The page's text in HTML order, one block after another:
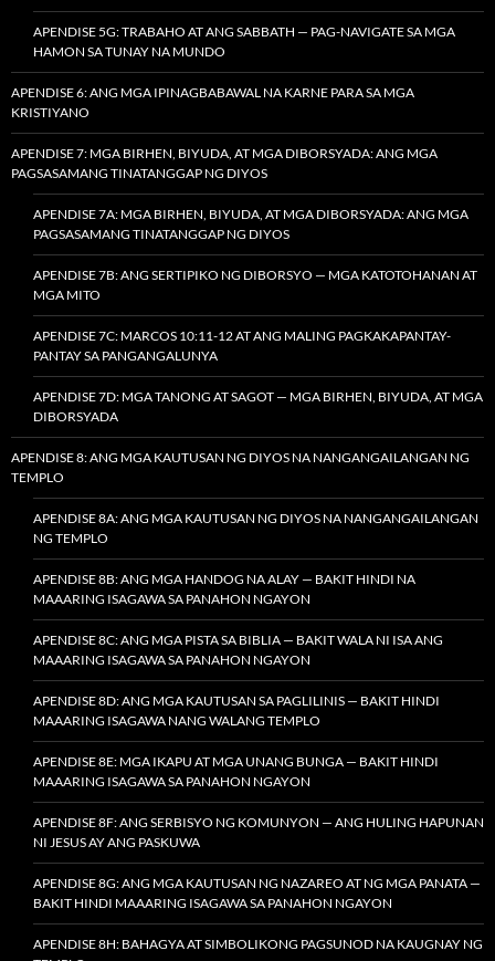
APENDISE 5G: TRABAHO AT ANG SABBATH — PAG-NAVIGATE SA MGA
HAMON SA TUNAY NA MUNDO
APENDISE 6: ANG MGA IPINAGBABAWAL NA KARNE PARA SA MGA
KRISTIYANO
APENDISE 7: MGA BIRHEN, BIYUDA, AT MGA DIBORSYADA: ANG MGA
PAGSASAMANG TINATANGGAP NG DIYOS
APENDISE 7A: MGA BIRHEN, BIYUDA, AT MGA DIBORSYADA: ANG MGA
PAGSASAMANG TINATANGGAP NG DIYOS
APENDISE 7B: ANG SERTIPIKO NG DIBORSYO — MGA KATOTOHANAN AT
MGA MITO
APENDISE 7C: MARCOS 10:11-12 AT ANG MALING PAGKAKAPANTAY-
PANTAY SA PANGANGALUNYA
APENDISE 7D: MGA TANONG AT SAGOT — MGA BIRHEN, BIYUDA, AT MGA
DIBORSYADA
APENDISE 8: ANG MGA KAUTUSAN NG DIYOS NA NANGANGAILANGAN NG
TEMPLO
APENDISE 8A: ANG MGA KAUTUSAN NG DIYOS NA NANGANGAILANGAN
NG TEMPLO
APENDISE 8B: ANG MGA HANDOG NA ALAY — BAKIT HINDI NA
MAAARING ISAGAWA SA PANAHON NGAYON
APENDISE 8C: ANG MGA PISTA SA BIBLIA — BAKIT WALA NI ISA ANG
MAAARING ISAGAWA SA PANAHON NGAYON
APENDISE 8D: ANG MGA KAUTUSAN SA PAGLILINIS — BAKIT HINDI
MAAARING ISAGAWA NANG WALANG TEMPLO
APENDISE 8E: MGA IKAPU AT MGA UNANG BUNGA — BAKIT HINDI
MAAARING ISAGAWA SA PANAHON NGAYON
APENDISE 8F: ANG SERBISYO NG KOMUNYON — ANG HULING HAPUNAN
NI JESUS AY ANG PASKUWA
APENDISE 8G: ANG MGA KAUTUSAN NG NAZAREO AT NG MGA PANATA —
BAKIT HINDI MAAARING ISAGAWA SA PANAHON NGAYON
APENDISE 8H: BAHAGYA AT SIMBOLIKONG PAGSUNOD NA KAUGNAY NG